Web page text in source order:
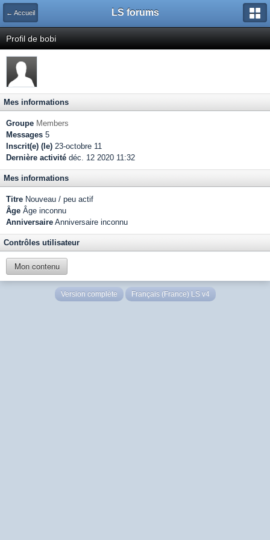
← Accueil LS forums
Profil de bobi
Mes informations
Groupe Members
Messages 5
Inscrit(e) (le) 23-octobre 11
Dernière activité déc. 12 2020 11:32
Mes informations
Titre Nouveau / peu actif
Âge Âge inconnu
Anniversaire Anniversaire inconnu
Contrôles utilisateur
Mon contenu
Version complète Français (France) LS v4